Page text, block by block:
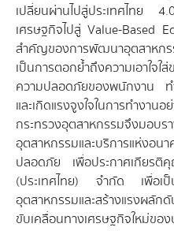
เปลี่ยนผ่านไปสู่ประเทศไทย
เศรษฐกิจไปสู่ Value-Based
สำคัญของการพัฒนาอุตสาห
เป็นการตอกย้ำถึงความเอาใ
ความปลอดภัยของพนักงาน ท
และเกิดแรงจูงใจในการทำง
กระทรวงอุตสาหกรรมจึงมอบ
อุตสาหกรรมและบริการแห่งอ
ปลอดภัย เพื่อประกาศเกีย
(ประเทศไทย) จำกัด เพื่อเป็
อุตสาหกรรมและสร้างแรงผลัก
ขับเคลื่อนทางเศรษฐกิจใหม่ของ